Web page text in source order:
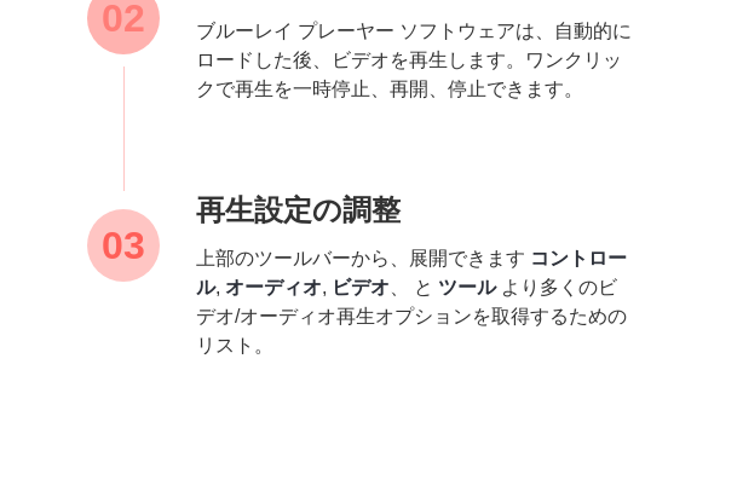
ブルーレイ プレーヤー ソフトウェアは、自動的に
ロードした後、ビデオを再生します。ワンクリッ
クで再生を一時停止、再開、停止できます。
再生設定の調整
上部のツールバーから、展開できます コントロー
ル, オーディオ, ビデオ 、 と ツールより多くのビ
デオ/オーディオ再生オプションを取得するための
リスト。